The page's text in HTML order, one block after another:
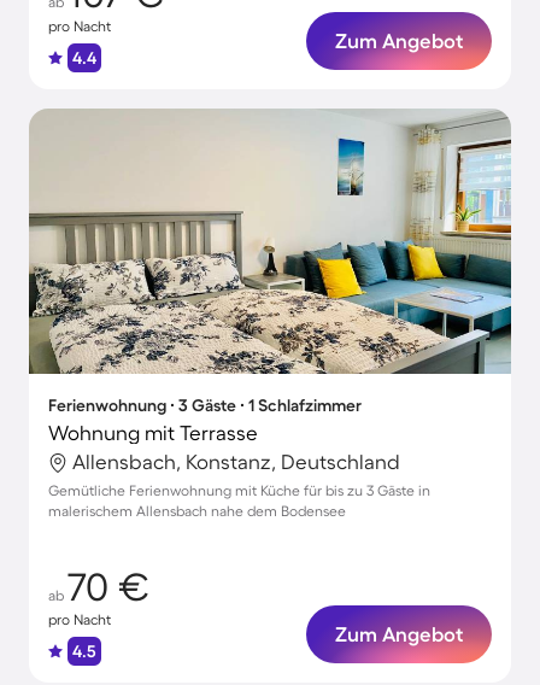
pro Nacht
4.4
Zum Angebot
Ferienwohnung ∙ 3 Gäste ∙ 1 Schlafzimmer
Wohnung mit Terrasse
Allensbach, Konstanz, Deutschland
Gemütliche Ferienwohnung mit Küche für bis zu 3 Gäste in
malerischem Allensbach nahe dem Bodensee
ab 70 €
pro Nacht
4.5
Zum Angebot